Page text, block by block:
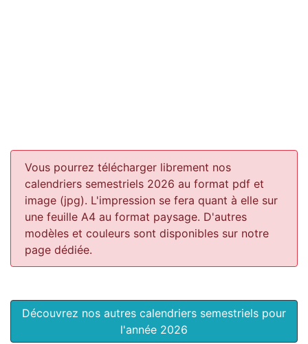
Vous pourrez télécharger librement nos
calendriers semestriels 2026 au format pdf et
image (jpg). L'impression se fera quant à elle sur
une feuille A4 au format paysage. D'autres
modèles et couleurs sont disponibles sur notre
page dédiée.
Découvrez nos autres calendriers semestriels pour
l'année 2026